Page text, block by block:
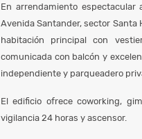
En arrendamiento espectacular
Avenida Santander, sector Santa
habitación principal con
comunicada con balcón y
independiente y parqueadero
El edificio ofrece coworking,
vigilancia 24 horas y ascensor.